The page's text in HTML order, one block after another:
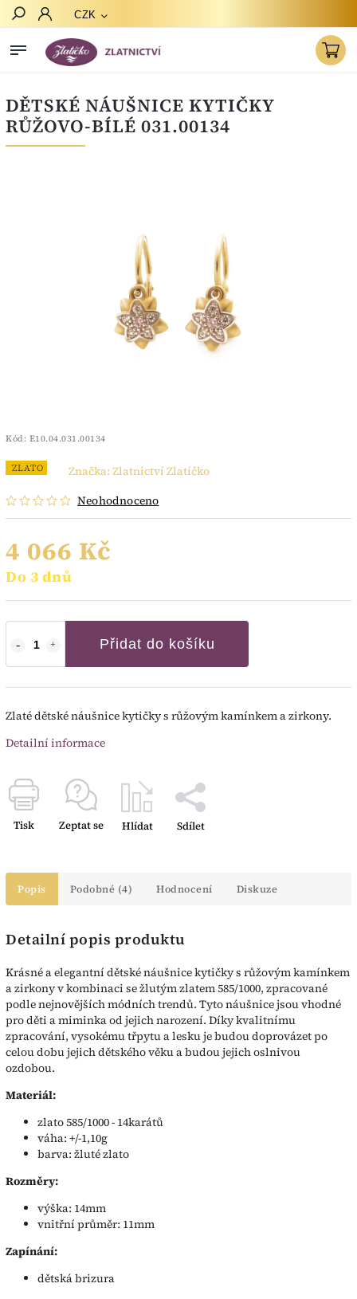
CZK
DĚTSKÉ NÁUŠNICE KYTIČKY
RŮŽOVO-BÍLÉ 031.00134
Kód: E10.04.031.00134
ZLATO
Neohodnoceno
Značka: Zlatnictví Zlatíčko
4 066 Kč
Do 3 dnů
Přidat do košíku
Zlaté dětské náušnice kytičky s růžovým kamínkem a zirkony.
Detailní informace
Tisk Zeptat se Hlídat Sdílet
Popis Podobné (4) Hodnocení Diskuze
Detailní popis produktu
Krásné a elegantní dětské náušnice kytičky s růžovým kamínkem
a zirkony v kombinaci se žlutým zlatem 585/1000, zpracované
podle nejnovějších módních trendů. Tyto náušnice jsou vhodné
pro děti a miminka od jejich narození. Díky kvalitnímu
zpracování, vysokému třpytu a lesku je budou doprovázet po
celou dobu jejich dětského věku a budou jejich oslnivou
ozdobou.
Materiál:
zlato 585/1000 - 14karátů
váha: +/-1,10g
barva: žluté zlato
Rozměry:
výška: 14mm
vnitřní průměr: 11mm
Zapínání:
dětská brizura